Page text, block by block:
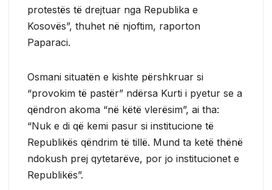
protestës të drejtuar nga Republika e
Kosovës”, thuhet në njoftim, raporton
Paparaci.
Osmani situatën e kishte përshkruar si
“provokim të pastër” ndërsa Kurti i pyetur se a
qëndron akoma “në këtë vlerësim”, ai tha:
“Nuk e di që kemi pasur si institucione të
Republikës qëndrim të tillë. Mund ta ketë thënë
ndokush prej qytetarëve, por jo institucionet e
Republikës”.